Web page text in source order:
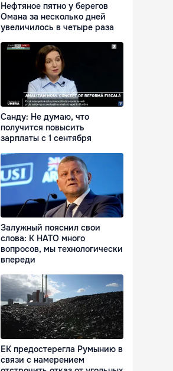
Нефтяное пятно у берегов
Омана за несколько дней
увеличилось в четыре раза
Санду: Не думаю, что
получится повысить
зарплаты с 1 сентября
Залужный пояснил свои
слова: К НАТО много
вопросов, мы технологически
впереди
ЕК предостерегла Румынию в
связи с намерением